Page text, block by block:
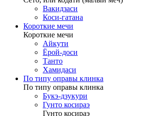
Вакидзаси
Коси-гатана
Короткие мечи
Короткие мечи
Айкути
Ёрой-доси
Танто
Хамидаси
По типу оправы клинка
По типу оправы клинка
Букэ-дзукури
Гунто косираэ
Гунто косираэ